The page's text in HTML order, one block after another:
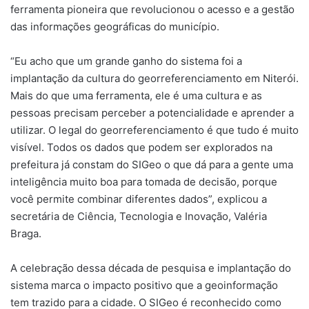
ferramenta pioneira que revolucionou o acesso e a gestão
das informações geográficas do município.
“Eu acho que um grande ganho do sistema foi a
implantação da cultura do georreferenciamento em Niterói.
Mais do que uma ferramenta, ele é uma cultura e as
pessoas precisam perceber a potencialidade e aprender a
utilizar. O legal do georreferenciamento é que tudo é muito
visível. Todos os dados que podem ser explorados na
prefeitura já constam do SIGeo o que dá para a gente uma
inteligência muito boa para tomada de decisão, porque
você permite combinar diferentes dados”, explicou a
secretária de Ciência, Tecnologia e Inovação, Valéria
Braga.
A celebração dessa década de pesquisa e implantação do
sistema marca o impacto positivo que a geoinformação
tem trazido para a cidade. O SIGeo é reconhecido como